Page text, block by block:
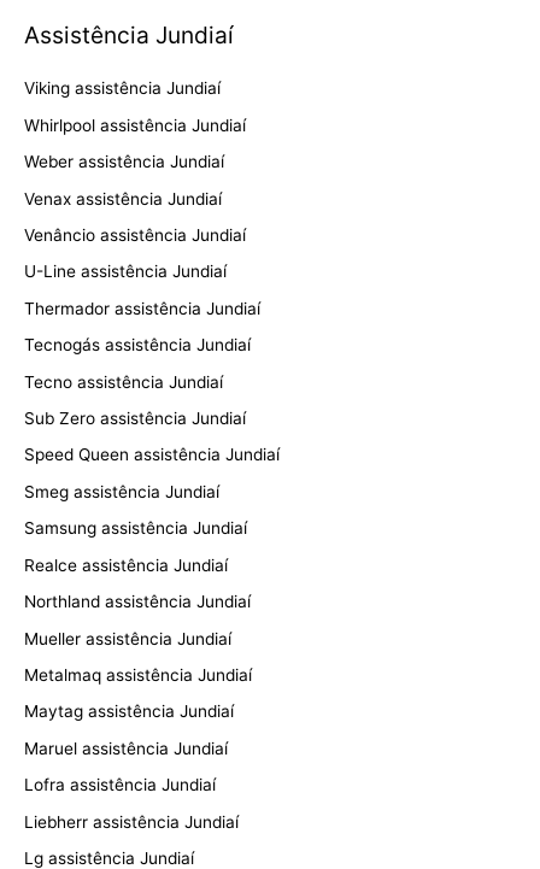
Assistência Jundiaí
Viking assistência Jundiaí
Whirlpool assistência Jundiaí
Weber assistência Jundiaí
Venax assistência Jundiaí
Venâncio assistência Jundiaí
U-Line assistência Jundiaí
Thermador assistência Jundiaí
Tecnogás assistência Jundiaí
Tecno assistência Jundiaí
Sub Zero assistência Jundiaí
Speed Queen assistência Jundiaí
Smeg assistência Jundiaí
Samsung assistência Jundiaí
Realce assistência Jundiaí
Northland assistência Jundiaí
Mueller assistência Jundiaí
Metalmaq assistência Jundiaí
Maytag assistência Jundiaí
Maruel assistência Jundiaí
Lofra assistência Jundiaí
Liebherr assistência Jundiaí
Lg assistência Jundiaí